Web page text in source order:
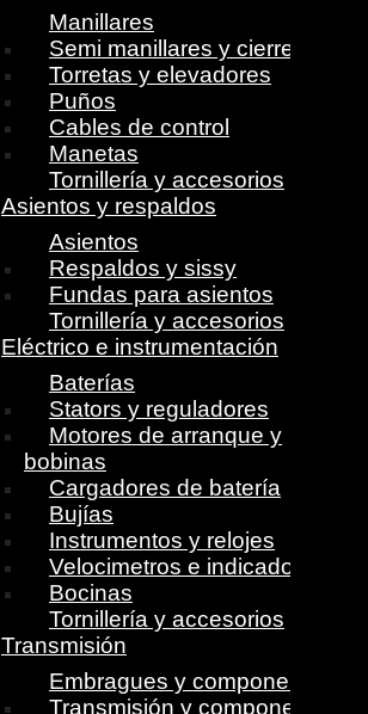
Manillares
Semi manillares y cierres
Torretas y elevadores
Puños
Cables de control
Manetas
Tornillería y accesorios
Asientos y respaldos
Asientos
Respaldos y sissy
Fundas para asientos
Tornillería y accesorios
Eléctrico e instrumentación
Baterías
Stators y reguladores
Motores de arranque y
bobinas
Cargadores de batería
Bujías
Instrumentos y relojes
Velocimetros e indicadores
Bocinas
Tornillería y accesorios
Transmisión
Embragues y componentes
Transmisión y componentes